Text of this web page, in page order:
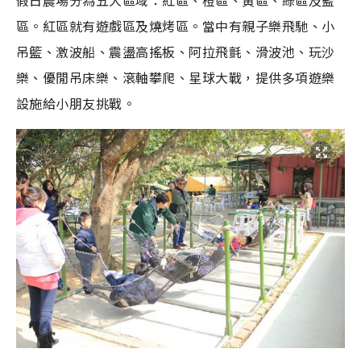
區。 紅區就有遊戲區及燒烤區。當中有親子樂飛馳、小
吊籃、激波船、震盪高搖板、阿拉飛氈、滑波池、玩沙
樂、優閒吊床樂、滾軸攀爬、星球大戰，提供多項遊樂
設施給小朋友挑戰。